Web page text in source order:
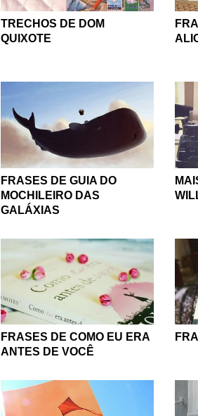
TRECHOS DE DOM
QUIXOTE
FRASES DE GUIA DO
MOCHILEIRO DAS
GALÁXIAS
FRASES DE COMO EU ERA
ANTES DE VOCÊ